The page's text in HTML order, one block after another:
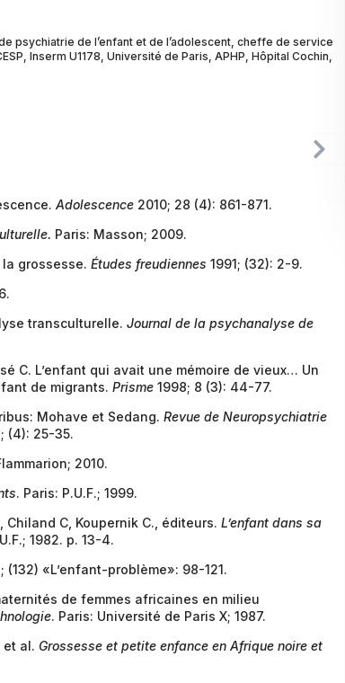
psychiatrie de l’enfant et de l’adolescent, cheffe de service
Inserm U1178, Université de Paris, APHP, Hôpital Cochin,
Adolescence 2010; 28 (4): 861-871.
Paris: Masson; 2009.
grossesse. Études freudiennes 1991; (32): 2-9.
transculturelle. Journal de la psychanalyse de
C. L’enfant qui avait une mémoire de vieux… Un
de migrants. Prisme 1998; 8 (3): 44-77.
Mohave et Sedang. Revue de Neuropsychiatrie
(4): 25-35.
2010.
. Paris: P.U.F.; 1999.
Chiland C, Koupernik C., éditeurs. L’enfant dans sa
1982. p. 13-4.
(132) «L’enfant-problème»: 98-121.
de femmes africaines en milieu
. Paris: Université de Paris X; 1987.
et al. Grossesse et petite enfance en Afrique noire et